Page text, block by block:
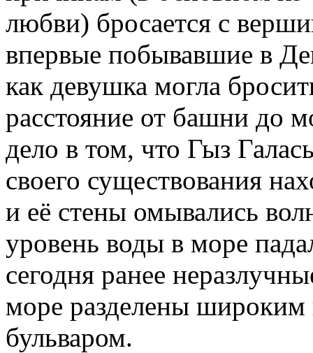
любви) бросается с
впервые побывавшие в
как девушка могла
расстояние от башни до
дело в том, что Гыз
своего существования
и её стены омывались
уровень воды в море
сегодня ранее
море разделены
бульваром.